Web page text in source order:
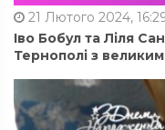
21 Лютого 2024,
Іво Бобул та Ліля
Тернополі з